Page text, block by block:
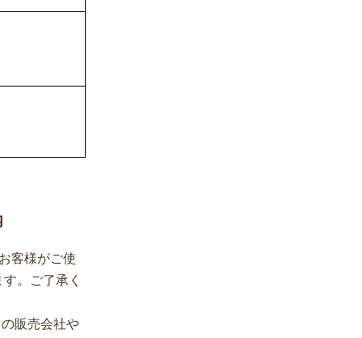
客様がご使
。ご了承く
販売会社や